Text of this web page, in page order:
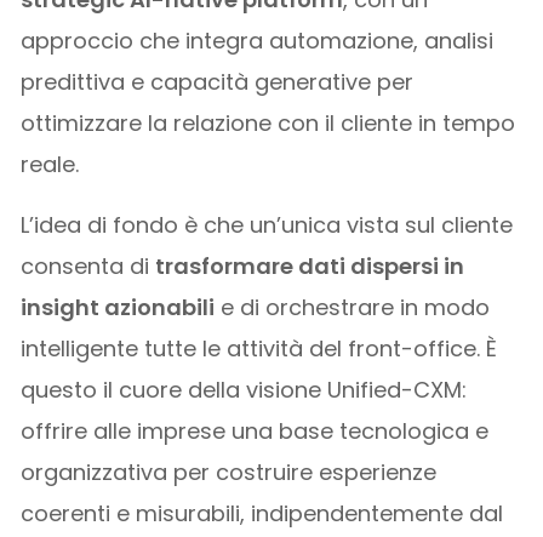
approccio che integra automazione, analisi
predittiva e capacità generative per
ottimizzare la relazione con il cliente in tempo
reale.
L’idea di fondo è che un’unica vista sul cliente
consenta di trasformare dati dispersi in
insight azionabili e di orchestrare in modo
intelligente tutte le attività del front-office. È
questo il cuore della visione Unified-CXM:
offrire alle imprese una base tecnologica e
organizzativa per costruire esperienze
coerenti e misurabili, indipendentemente dal